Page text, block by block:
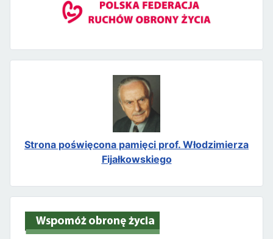
Strona poświęcona pamięci prof. Włodzimierza
Fijałkowskiego